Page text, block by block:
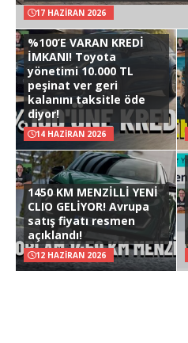
17 HAZIRAN 2026
%100’E VARAN KREDİ
İMKANI! Toyota
yönetimi 10.000 TL
peşinat ver geri
kalanını taksitle öde
diyor!
14 HAZIRAN 2026
1450 KM MENZİLLİ YENİ
CLIO GELİYOR! Avrupa
satış fiyatı resmen
açıklandı!
12 HAZIRAN 2026